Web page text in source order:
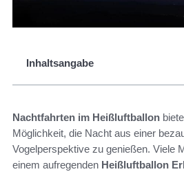
Inhaltsangabe
Nachtfahrten im Heißluftballon
Möglichkeit, die Nacht aus einer
Vogelperspektive zu genießen. Viele
einem aufregenden Heißluftballon